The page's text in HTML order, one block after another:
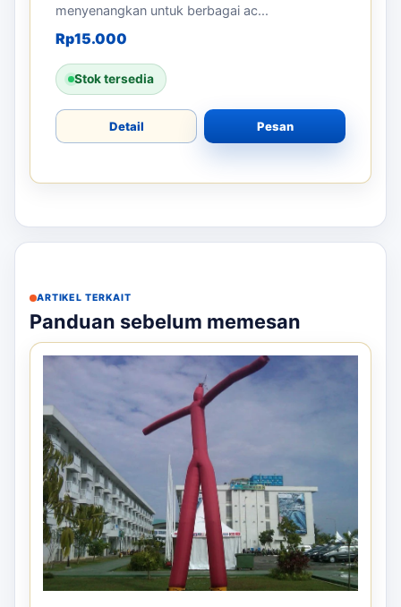
menyenangkan untuk berbagai ac...
Rp15.000
Stok tersedia
Detail Pesan
ARTIKEL TERKAIT
Panduan sebelum memesan